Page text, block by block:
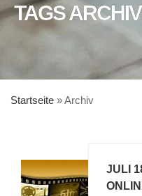
TAGS
Startseite »Archiv
JULI